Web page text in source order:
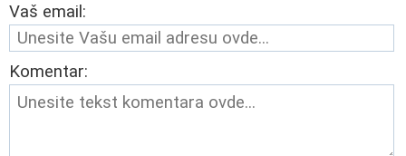
Vaš email:
Komentar: